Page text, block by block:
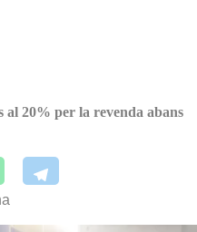
al 20% per la revenda abans